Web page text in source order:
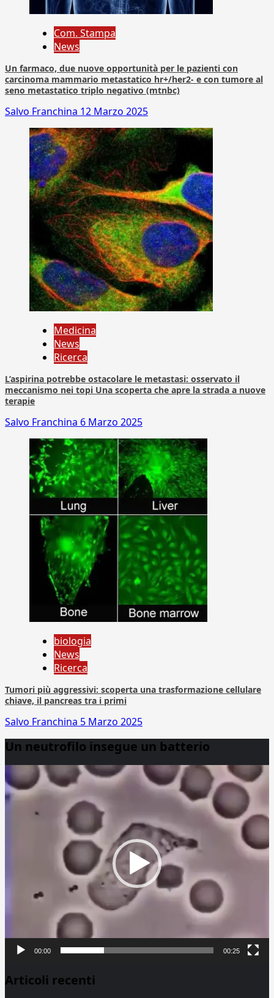
Com. Stampa
News
Un farmaco, due nuove opportunità per le pazienti con
carcinoma mammario metastatico hr+/her2- e con tumore al
seno metastatico triplo negativo (mtnbc)
Salvo Franchina 12 Marzo 2025
Medicina
News
Ricerca
L’aspirina potrebbe ostacolare le metastasi: osservato il
meccanismo nei topi Una scoperta che apre la strada a nuove
terapie
Salvo Franchina 6 Marzo 2025
biologia
News
Ricerca
Tumori più aggressivi: scoperta una trasformazione cellulare
chiave, il pancreas tra i primi
Salvo Franchina 5 Marzo 2025
Un neutrofilo insegue un batterio
Player
00:00 00:25
Articoli recenti